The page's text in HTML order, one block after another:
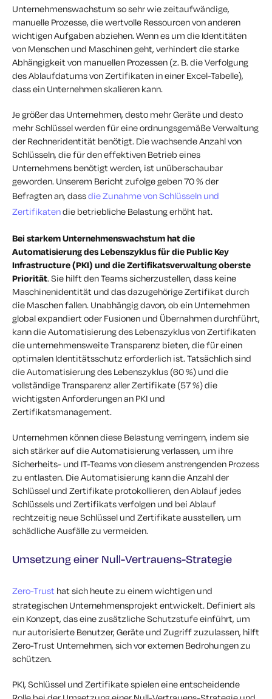
Unternehmenswachstum so sehr wie zeitaufwändige,
manuelle Prozesse, die wertvolle Ressourcen von anderen
wichtigen Aufgaben abziehen. Wenn es um die Identitäten
von Menschen und Maschinen geht, verhindert die starke
Abhängigkeit von manuellen Prozessen (z. B. die Verfolgung
des Ablaufdatums von Zertifikaten in einer Excel-Tabelle),
dass ein Unternehmen skalieren kann.
Je größer das Unternehmen, desto mehr Geräte und desto
mehr Schlüssel werden für eine ordnungsgemäße Verwaltung
der Rechneridentität benötigt. Die wachsende Anzahl von
Schlüsseln, die für den effektiven Betrieb eines
Unternehmens benötigt werden, ist unüberschaubar
geworden. Unserem Bericht zufolge geben 70 % der
Befragten an, dassdie Zunahme von Schlüsseln und
Zertifikatendie betriebliche Belastung erhöht hat.
Bei starkem Unternehmenswachstum hat die
Automatisierung des Lebenszyklus für die Public Key
Infrastructure (PKI) und die Zertifikatsverwaltung oberste
Priorität. Sie hilft den Teams sicherzustellen, dass keine
Maschinenidentität und das dazugehörige Zertifikat durch
die Maschen fallen. Unabhängig davon, ob ein Unternehmen
global expandiert oder Fusionen und Übernahmen durchführt,
kann die Automatisierung des Lebenszyklus von Zertifikaten
die unternehmensweite Transparenz bieten, die für einen
optimalen Identitätsschutz erforderlich ist. Tatsächlich sind
die Automatisierung des Lebenszyklus (60 %) und die
vollständige Transparenz aller Zertifikate (57 %) die
wichtigsten Anforderungen an PKI und
Zertifikatsmanagement.
Unternehmen können diese Belastung verringern, indem sie
sich stärker auf die Automatisierung verlassen, um ihre
Sicherheits- und IT-Teams von diesem anstrengenden Prozess
zu entlasten. Die Automatisierung kann die Anzahl der
Schlüssel und Zertifikate protokollieren, den Ablauf jedes
Schlüssels und Zertifikats verfolgen und bei Ablauf
rechtzeitig neue Schlüssel und Zertifikate ausstellen, um
schädliche Ausfälle zu vermeiden.
Umsetzung einer Null-Vertrauens-Strategie
Zero-Trust hat sich heute zu einem wichtigen und
strategischen Unternehmensprojekt entwickelt. Definiert als
ein Konzept, das eine zusätzliche Schutzstufe einführt, um
nur autorisierte Benutzer, Geräte und Zugriff zuzulassen, hilft
Zero-Trust Unternehmen, sich vor externen Bedrohungen zu
schützen.
PKI, Schlüssel und Zertifikate spielen eine entscheidende